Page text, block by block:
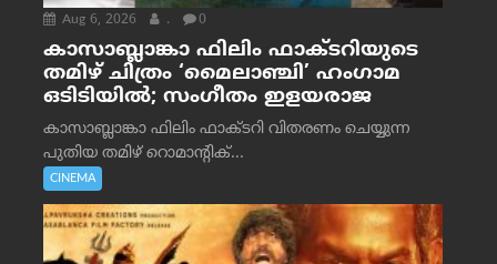
Aug 6, 2026 . 0
കാസാബ്ലാങ്കാ ഫിലിം ഫാക്ടറിയുടെ
തമിഴ് ചിത്രം ‘മൈലാഞ്ചി’ ഹംഗാമ
ഒടിടിയിൽ; സംഗീതം ഇളയരാജ
കാസാബ്ലാങ്കാ ഫിലിം ഫാക്ടറി വിതരണം ചെയ്യുന്ന
പുതിയ തമിഴ് റൊമാന്റിക്...
CINEMA